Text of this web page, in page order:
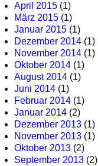
April 2015 (1)
März 2015 (1)
Januar 2015 (1)
Dezember 2014 (1)
November 2014 (1)
Oktober 2014 (1)
August 2014 (1)
Juni 2014 (1)
Februar 2014 (1)
Januar 2014 (2)
Dezember 2013 (1)
November 2013 (1)
Oktober 2013 (2)
September 2013 (2)